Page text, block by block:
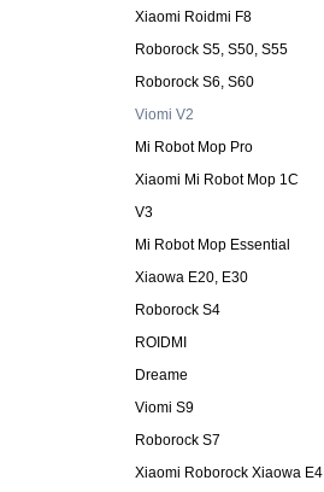
Xiaomi Roidmi F8
Roborock S5, S50, S55
Roborock S6, S60
Viomi V2
Mi Robot Mop Pro
Xiaomi Mi Robot Mop 1C
V3
Mi Robot Mop Essential
Xiaowa E20, E30
Roborock S4
ROIDMI
Dreame
Viomi S9
Roborock S7
Xiaomi Roborock Xiaowa E4